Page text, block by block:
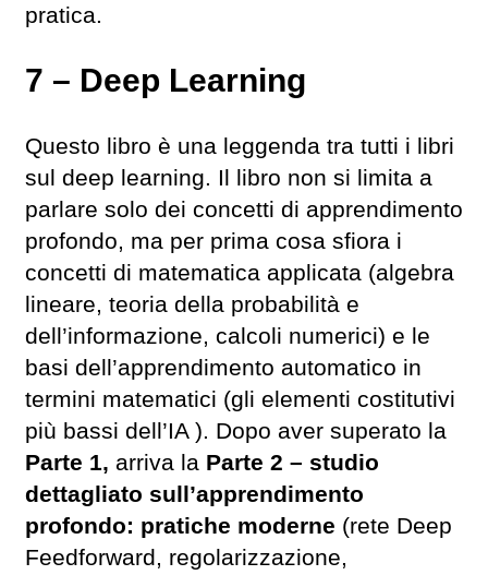
pratica.
7 – Deep Learning
Questo libro è una leggenda tra tutti i libri
sul deep learning. Il libro non si limita a
parlare solo dei concetti di apprendimento
profondo, ma per prima cosa sfiora i
concetti di matematica applicata (algebra
lineare, teoria della probabilità e
dell’informazione, calcoli numerici) e le
basi dell’apprendimento automatico in
termini matematici (gli elementi costitutivi
più bassi dell’IA ). Dopo aver superato la
Parte 1, arriva la Parte 2 – studio
dettagliato sull’apprendimento
profondo: pratiche moderne (rete Deep
Feedforward, regolarizzazione,